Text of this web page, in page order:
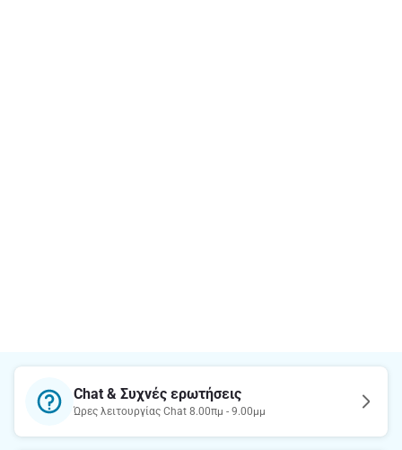
Chat & Συχνές ερωτήσεις
Ώρες λειτουργίας Chat 8.00πμ - 9.00μμ